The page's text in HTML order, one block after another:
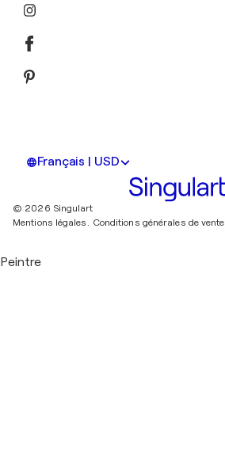
Français | USD
© 2026 Singulart
Mentions légales. Conditions générales de vente
Peintre